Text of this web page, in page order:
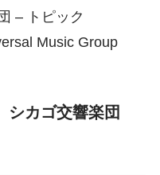
– トピック
Music Group
シカゴ交響楽団